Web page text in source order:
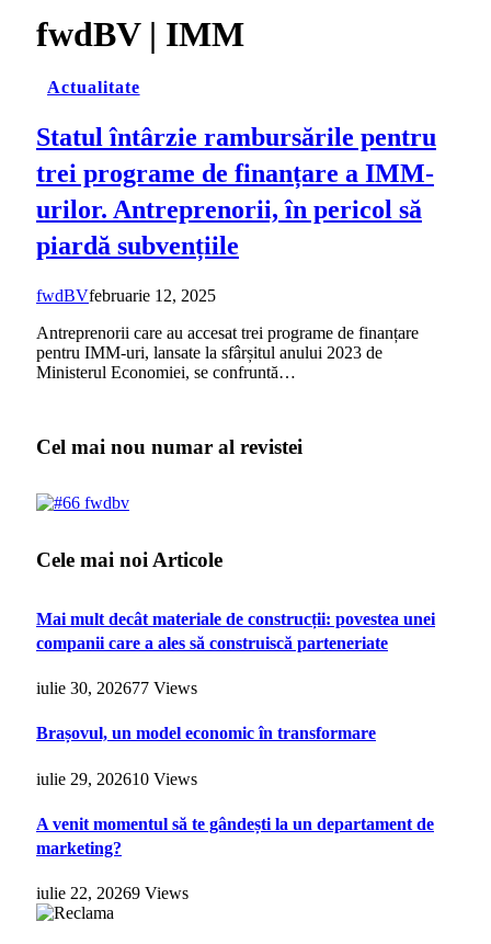
fwdBV | IMM
Actualitate
Statul întârzie rambursările pentru
trei programe de finanțare a IMM-
urilor. Antreprenorii, în pericol să
piardă subvențiile
fwdBVfebruarie 12, 2025
Antreprenorii care au accesat trei programe de finanțare
pentru IMM-uri, lansate la sfârșitul anului 2023 de
Ministerul Economiei, se confruntă…
Cel mai nou numar al revistei
Cele mai noi Articole
Mai mult decât materiale de construcții: povestea unei
companii care a ales să construiscă parteneriate
iulie 30, 202677 Views
Brașovul, un model economic în transformare
iulie 29, 202610 Views
A venit momentul să te gândești la un departament de
marketing?
iulie 22, 20269 Views